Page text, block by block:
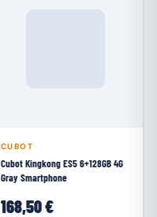
CUBOT
Cubot Kingkong ES5 6+128GB 4G
Gray Smartphone
168,50 €